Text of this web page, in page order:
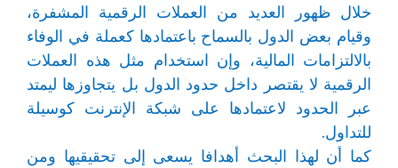
خلال ظهور العديد من العملات الرقمية المشفرة،
وقيام بعض الدول بالسماح باعتمادها كعملة في الوفاء
بالالتزامات المالية، وإن استخدام مثل هذه العملات
الرقمية لا يقتصر داخل حدود الدول بل يتجاوزها ليمتد
عبر الحدود لاعتمادها على شبكة الإنترنت كوسيلة
للتداول.
كما أن لهذا البحث أهدافا يسعى إلى تحقيقيها ومن